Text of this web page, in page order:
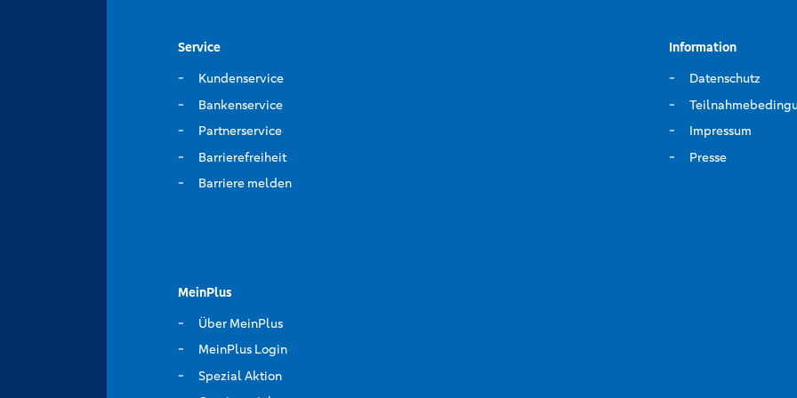
Service
Kundenservice
Bankenservice
Partnerservice
Barrierefreiheit
Barriere melden
Information
Datenschutz
Impressum
Presse
MeinPlus
Über MeinPlus
MeinPlus Login
Spezial Aktion